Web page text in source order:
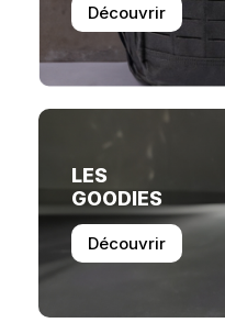
Découvrir
LES
GOODIES
Découvrir